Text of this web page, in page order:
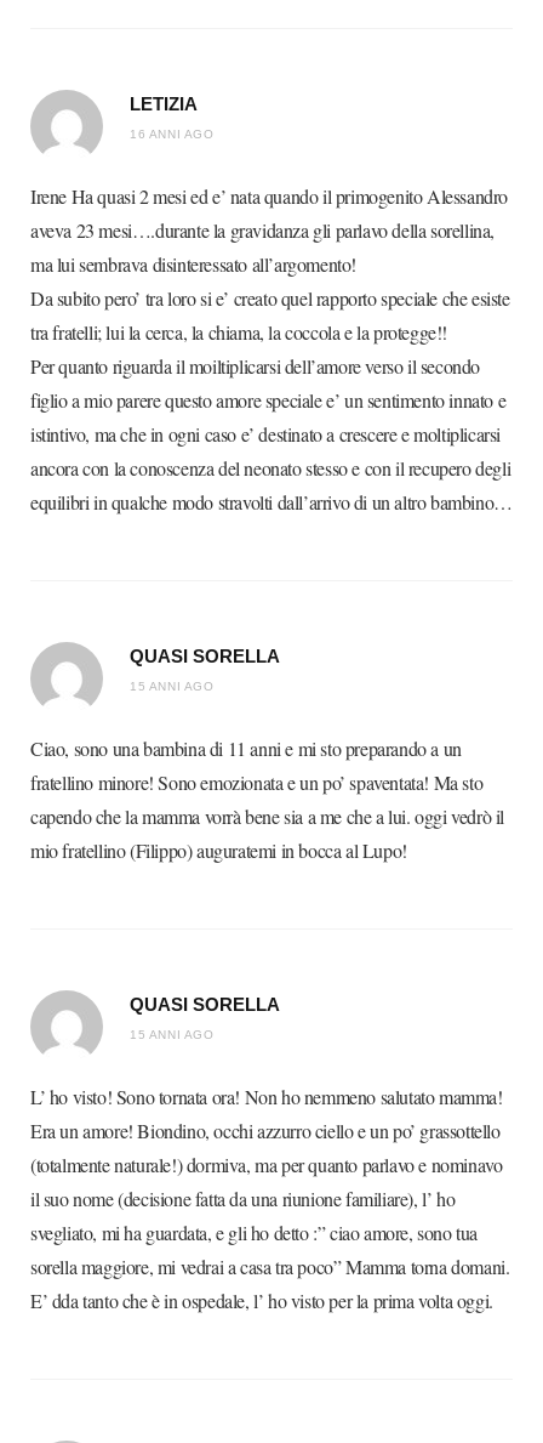
LETIZIA
16 ANNI AGO
Irene Ha quasi 2 mesi ed e’ nata quando il primogenito Alessandro
aveva 23 mesi….durante la gravidanza gli parlavo della sorellina,
ma lui sembrava disinteressato all’argomento!
Da subito pero’ tra loro si e’ creato quel rapporto speciale che esiste
tra fratelli; lui la cerca, la chiama, la coccola e la protegge!!
Per quanto riguarda il moiltiplicarsi dell’amore verso il secondo
figlio a mio parere questo amore speciale e’ un sentimento innato e
istintivo, ma che in ogni caso e’ destinato a crescere e moltiplicarsi
ancora con la conoscenza del neonato stesso e con il recupero degli
equilibri in qualche modo stravolti dall’arrivo di un altro bambino…
QUASI SORELLA
15 ANNI AGO
Ciao, sono una bambina di 11 anni e mi sto preparando a un
fratellino minore! Sono emozionata e un po’ spaventata! Ma sto
capendo che la mamma vorrà bene sia a me che a lui. oggi vedrò il
mio fratellino (Filippo) auguratemi in bocca al Lupo!
QUASI SORELLA
15 ANNI AGO
L’ ho visto! Sono tornata ora! Non ho nemmeno salutato mamma!
Era un amore! Biondino, occhi azzurro ciello e un po’ grassottello
(totalmente naturale!) dormiva, ma per quanto parlavo e nominavo
il suo nome (decisione fatta da una riunione familiare), l’ ho
svegliato, mi ha guardata, e gli ho detto :” ciao amore, sono tua
sorella maggiore, mi vedrai a casa tra poco” Mamma torna domani.
E’ dda tanto che è in ospedale, l’ ho visto per la prima volta oggi.